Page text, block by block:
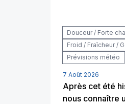
Douceur / Forte
Froid / Fraîcheur /
Prévisions météo
7 Août 2026
Après cet été
nous connaître